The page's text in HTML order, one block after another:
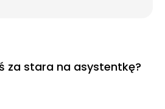
za stara na asystentkę?